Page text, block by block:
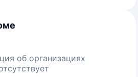
об организациях